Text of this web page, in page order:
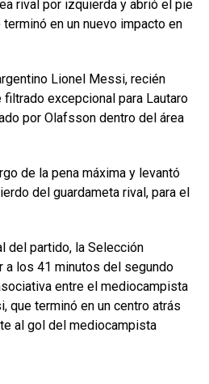
rival por izquierda y abrió el pie
en un nuevo impacto en
Lionel Messi, recién
excepcional para Lautaro
por Olafsson dentro del área
de la pena máxima y levantó
del guardameta rival, para el
del partido, la Selección
a los 41 minutos del segundo
entre el mediocampista
que terminó en un centro atrás
al gol del mediocampista